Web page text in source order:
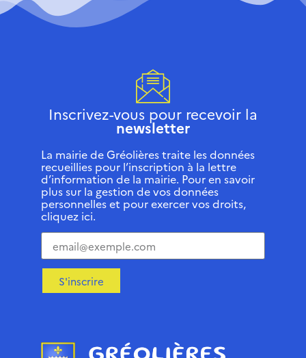
Inscrivez-vous pour recevoir la
newsletter
La mairie de Gréolières traite les données
recueillies pour l’inscription à la lettre
d’information de la mairie. Pour en savoir
plus sur la gestion de vos données
personnelles et pour exercer vos droits,
cliquez ici.
S'inscrire